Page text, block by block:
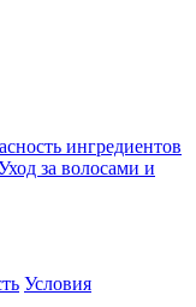
ингредиентов
за волосами и
Условия